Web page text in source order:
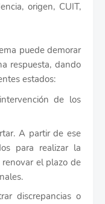
origen, CUIT,
puede demorar
respuesta, dando
estados:
de los
A partir de ese
para realizar la
el plazo de
discrepancias o